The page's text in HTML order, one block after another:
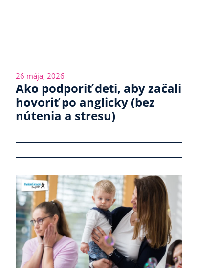
26 mája, 2026
Ako podporiť deti, aby začali
hovoriť po anglicky (bez
nútenia a stresu)